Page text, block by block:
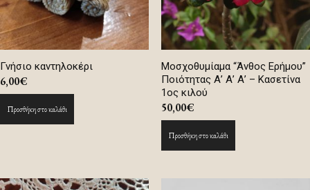
Γνήσιο καντηλοκέρι
6,00€
Προσθήκη στο καλάθι
Μοσχοθυμίαμα “Άνθος Ερήμου”
Ποιότητας Α’ Α’ Α’ – Κασετίνα
1ος κιλού
50,00€
Προσθήκη στο καλάθι